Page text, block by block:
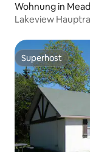
Wohnung in Mead
Lakeview
Superhost
Superhost